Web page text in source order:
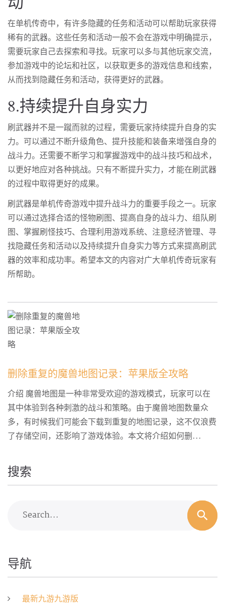
在单机传奇中，有许多隐藏的任务和活动可以帮助玩家获得
稀有的武器。这些任务和活动一般不会在游戏中明确提示，
需要玩家自己去探索和寻找。玩家可以多与其他玩家交流，
参加游戏中的论坛和社区，以获取更多的游戏信息和线索，
从而找到隐藏任务和活动，获得更好的武器。
8.持续提升自身实力
刷武器并不是一蹴而就的过程，需要玩家持续提升自身的实
力。可以通过不断升级角色、提升技能和装备来增强自身的
战斗力。还需要不断学习和掌握游戏中的战斗技巧和战术，
以更好地应对各种挑战。只有不断提升实力，才能在刷武器
的过程中取得更好的成果。
刷武器是单机传奇游戏中提升战斗力的重要手段之一。玩家
可以通过选择合适的怪物刷图、提高自身的战斗力、组队刷
图、掌握刷怪技巧、合理利用游戏系统、注意经济管理、寻
找隐藏任务和活动以及持续提升自身实力等方式来提高刷武
器的效率和成功率。希望本文的内容对广大单机传奇玩家有
所帮助。
删除重复的魔兽地图记录：苹果版全攻略
介绍 魔兽地图是一种非常受欢迎的游戏模式，玩家可以在
其中体验到各种刺激的战斗和策略。由于魔兽地图数量众
多，有时候我们可能会下载到重复的地图记录，这不仅浪费
了存储空间，还影响了游戏体验。本文将介绍如何删...
搜索
Search...
导航
最新九游九游版